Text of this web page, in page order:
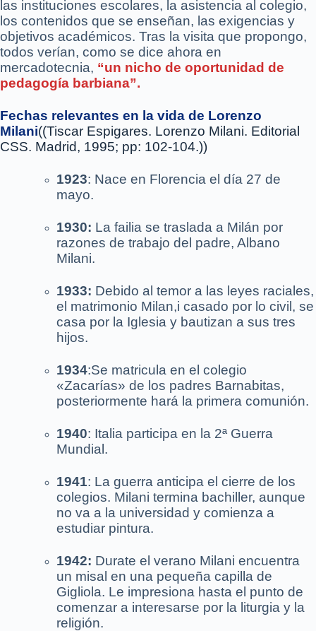
las instituciones escolares, la asistencia al colegio,
los contenidos que se enseñan, las exigencias y
objetivos académicos. Tras la visita que propongo,
todos verían, como se dice ahora en
mercadotecnia, “un nicho de oportunidad de
pedagogía barbiana”.
Fechas relevantes en la vida de Lorenzo
Milani((Tiscar Espigares. Lorenzo Milani. Editorial
CSS. Madrid, 1995; pp: 102-104.))
1923: Nace en Florencia el día 27 de
mayo.
1930: La failia se traslada a Milán por
razones de trabajo del padre, Albano
Milani.
1933: Debido al temor a las leyes raciales,
el matrimonio Milan,i casado por lo civil, se
casa por la Iglesia y bautizan a sus tres
hijos.
1934:Se matricula en el colegio
«Zacarías» de los padres Barnabitas,
posteriormente hará la primera comunión.
1940: Italia participa en la 2ª Guerra
Mundial.
1941: La guerra anticipa el cierre de los
colegios. Milani termina bachiller, aunque
no va a la universidad y comienza a
estudiar pintura.
1942: Durate el verano Milani encuentra
un misal en una pequeña capilla de
Gigliola. Le impresiona hasta el punto de
comenzar a interesarse por la liturgia y la
religión.